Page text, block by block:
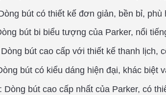
bút có thiết kế đơn giản, bền bỉ,
bút bi biểu tượng của Parker, nổi
bút cao cấp với thiết kế thanh lịch,
bút có kiểu dáng hiện đại, khác biệt
: Dòng bút cao cấp nhất của Parker, có